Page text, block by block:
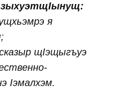
зыхуэтщIынущ:
я
щIэщыгъуэ
Iэмалхэм.